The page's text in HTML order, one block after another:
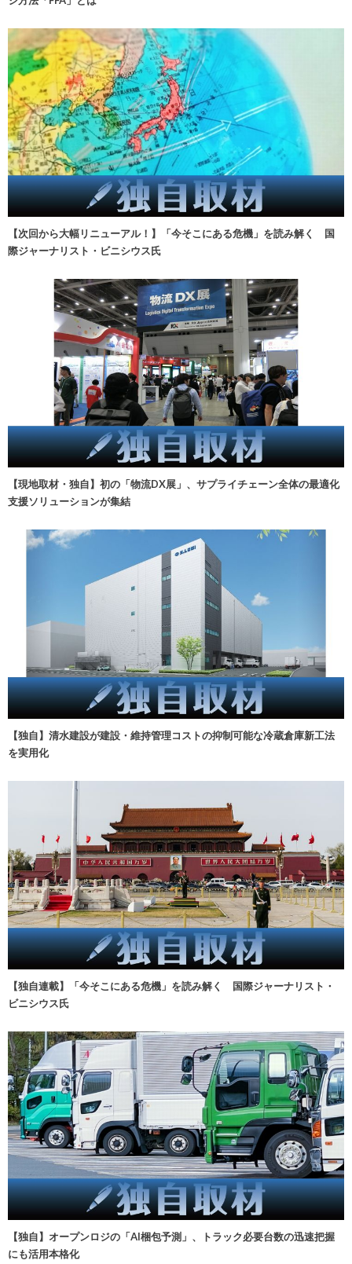
【次回から大幅リニューアル！】「今そこにある危機」を読み解く 国
際ジャーナリスト・ビニシウス氏
【現地取材・独自】初の「物流DX展」、サプライチェーン全体の最適化
支援ソリューションが集結
【独自】清水建設が建設・維持管理コストの抑制可能な冷蔵倉庫新工法
を実用化
【独自連載】「今そこにある危機」を読み解く 国際ジャーナリスト・
ビニシウス氏
【独自】オープンロジの「AI梱包予測」、トラック必要台数の迅速把握
にも活用本格化